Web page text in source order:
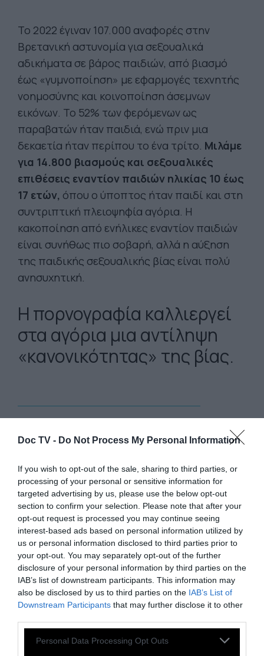
Doc TV - Do Not Process My Personal Information
If you wish to opt-out of the sale, sharing to third parties, or
processing of your personal or sensitive information for
targeted advertising by us, please use the below opt-out
section to confirm your selection. Please note that after your
opt-out request is processed you may continue seeing
interest-based ads based on personal information utilized by
us or personal information disclosed to third parties prior to
your opt-out. You may separately opt-out of the further
disclosure of your personal information by third parties on the
IAB’s list of downstream participants. This information may
also be disclosed by us to third parties on the IAB’s List of
Downstream Participants that may further disclose it to other
Personal Data Processing Opt Outs
Το 2022 έγιναν 107.000 αναφορές στην
Βρετανική αστυνομία για σεξουαλικά
αδικήματα σε βάρος παιδιών, από βιασμό
έως «γυμνοποίηση» με εφαρμογές τεχνητής
νοημοσύνης και κοινοποίηση άσεμνων
εικόνων. Το 52% των φερόμενων ως
παραβατών ήταν παιδιά, ενώ πριν μια
δεκαετία ήταν περίπου το ένα τρίτο. Μιλάμε
για 14.800 βιασμούς και σεξουαλικές
επιθέσεις εναντίον παιδιών ηλικίας 10 έως
17 ετών, όπου ο ύποπτος ήταν παιδί και στη
συντριπτική πλειοψηφία αγόρια. Η
κακοποίηση από ενήλικες εναντίον παιδιών
είναι συνήθως πιο σοβαρή, αλλά η αύξηση
της παιδικής σεξουαλικής βίας είναι πολύ
ανησυχητική.
Η πορνογραφία καλλιεργεί
στα αγόρια μια αντίληψη
«κανονικότητας» της βίας.
Σύμφωνα με την έρευνα της Βρετανικής
την εύκολη «προσβασιμότητα στο βίαιο
πορνό». Οι ειδικοί λένε ότι η
προσβασιμότητα στη βίαιη πορνογραφία
καλλιεργεί στα αγόρια μια αντίληψη
«κανονικότητας» της βίας. Τα παιδιά
θεωρούν ότι μπορούν να πραγματοποιήσουν
την βία και το πορνό που βλέπουν στο
διαδίκτυο.
Η προσβασιμότητα στα smartphones έχει
εκτοξευθεί τώρα και σε παιδιά κάτω των